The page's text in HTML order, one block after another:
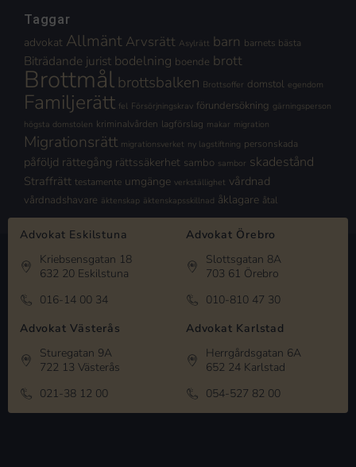
Taggar
advokat Allmänt Arvsrätt Asylrätt barn barnets bästa
Biträdande jurist bodelning boende brott
Brottmålbrottsbalken Brottsoffer domstol egendom
Familjerätt fel Försörjningskrav förundersökning gärningsperson
högsta domstolen kriminalvården lagförslag makar migration
Migrationsrätt migrationsverket ny lagstiftning personskada
påföljd rättegång rättssäkerhet sambo sambor skadestånd
Straffrätt testamente umgänge verkställighet vårdnad
vårdnadshavare äktenskap äktenskapsskillnad åklagare åtal
Advokat Eskilstuna
Kriebsensgatan 18
632 20 Eskilstuna
016-14 00 34
Advokat Örebro
Slottsgatan 8A
703 61 Örebro
010-810 47 30
Advokat Västerås
Sturegatan 9A
722 13 Västerås
021-38 12 00
Advokat Karlstad
Herrgårdsgatan 6A
652 24 Karlstad
054-527 82 00